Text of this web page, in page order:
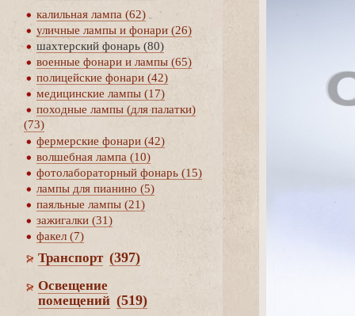
калильная лампа (62)
уличные лампы и фонари (26)
шахтерский фонарь (80)
оенные фонари и лампы (65)
полицейские фонари (42)
медицинские лампы (17)
походные лампы (для палатки)
(73)
фермерские фонари (42)
олшебная лампа (10)
фотолабораторный фонарь (15)
лампы для пианино (5)
паяльные лампы (21)
зажигалки (31)
факел (7)
Транспорт (397)
Освещение
помещений (519)